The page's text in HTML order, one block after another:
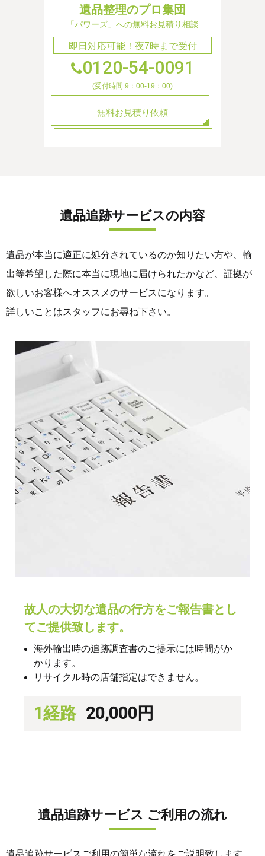
遺品整理のプロ集団
「パワーズ」への無料お見積り相談
即日対応可能！夜7時まで受付
0120-54-0091
(受付時間 9：00-19：00)
無料お見積り依頼
遺品追跡サービスの内容
遺品が本当に適正に処分されているのか知りたい方や、輸
出等希望した際に本当に現地に届けられたかなど、証拠が
欲しいお客様へオススメのサービスになります。
詳しいことはスタッフにお尋ね下さい。
故人の大切な遺品の行方をご報告書とし
てご提供致します。
海外輸出時の追跡調査書のご提示には時間がか
かります。
リサイクル時の店舗指定はできません。
1経路 20,000円
遺品追跡サービス ご利用の流れ